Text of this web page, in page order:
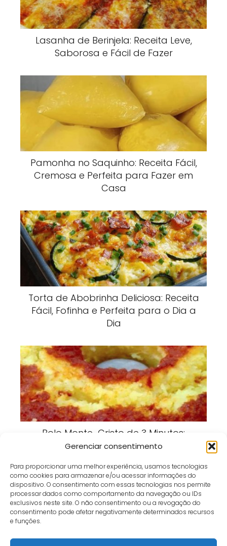
Gerenciar consentimento
Para proporcionar uma melhor experiência, usamos tecnologias
como cookies para armazenar e/ou acessar informações do
dispositivo. O consentimento com essas tecnologias nos permite
processar dados como comportamento da navegação ou IDs
exclusivos neste site. O não consentimento ou a revogação do
consentimento pode afetar negativamente determinados recursos
e funções.
Lasanha de Berinjela: Receita Leve,
Saborosa e Fácil de Fazer
Pamonha no Saquinho: Receita Fácil,
Cremosa e Perfeita para Fazer em
Casa
Torta de Abobrinha Deliciosa: Receita
Fácil, Fofinha e Perfeita para o Dia a
Dia
Bolo Monte-Cristo de 3 Minutos:
Receita Rápida, Fofinha e Perfeita
Café e Gol receita
Batata-doce com Orégano e Limão: Uma Receita
Irresistível, Saudável e Muito Saborosa!